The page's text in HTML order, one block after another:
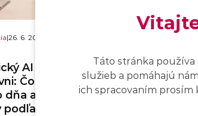
|26. 6. 2026
AI systém v
Čo navrhnúť od
dňa a ako riadiť
AI Act
Táto stránka
služieb a pomáhajú
ich spracovaním prosím